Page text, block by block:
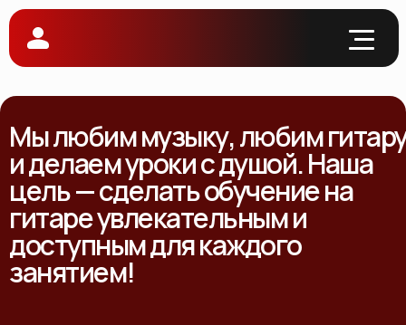
Мы любим музыку, любим
и делаем уроки с душой. Наша
цель — сделать обучение на
гитаре увлекательным и
доступным для каждого
занятием!